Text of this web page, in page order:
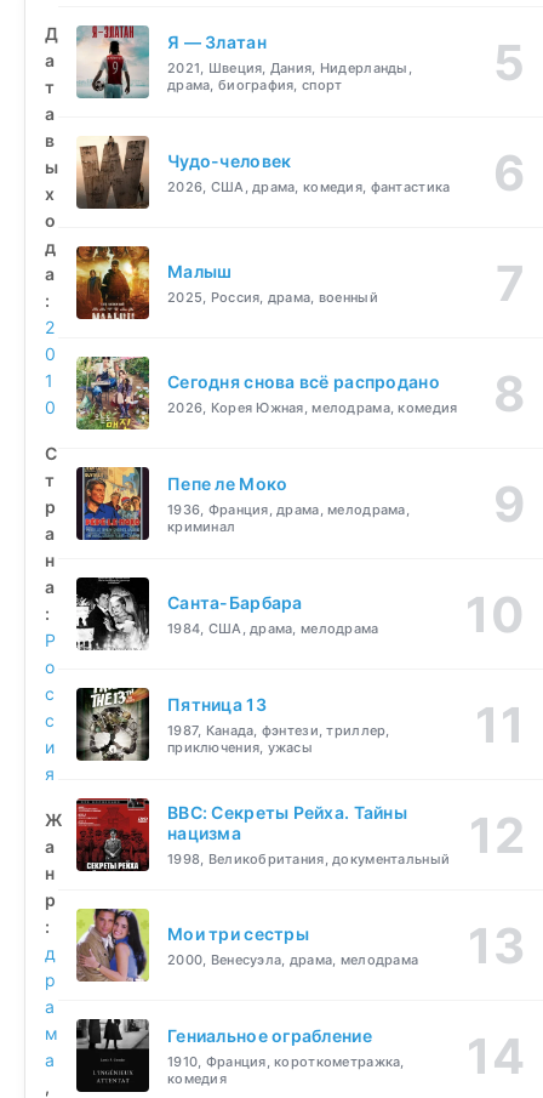
бесплатно
Д
а
т
а
в
ы
х
о
д
а
:
2
0
1
0
С
т
р
а
н
а
:
Р
о
с
с
и
я
Ж
а
н
р
:
д
р
а
м
а
,
Я — Златан
2021, Швеция, Дания, Нидерланды,
драма, биография, спорт
Чудо-человек
2026, США, драма, комедия, фантастика
Малыш
2025, Россия, драма, военный
Сегодня снова всё распродано
2026, Корея Южная, мелодрама, комедия
Пепе ле Моко
1936, Франция, драма, мелодрама,
криминал
Санта-Барбара
1984, США, драма, мелодрама
Пятница 13
1987, Канада, фэнтези, триллер,
приключения, ужасы
BBC: Секреты Рейха. Тайны
нацизма
1998, Великобритания, документальный
Мои три сестры
2000, Венесуэла, драма, мелодрама
Гениальное ограбление
1910, Франция, короткометражка,
комедия